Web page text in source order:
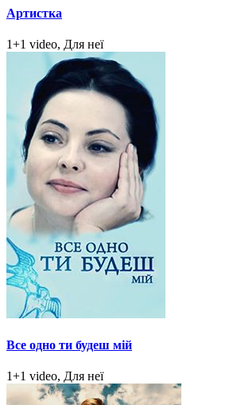
Артистка
1+1 video, Для неї
Все одно ти будеш мій
1+1 video, Для неї